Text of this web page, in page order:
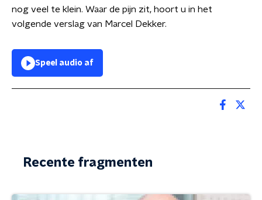
nog veel te klein. Waar de pijn zit, hoort u in het
volgende verslag van Marcel Dekker.
Speel audio af
Recente fragmenten